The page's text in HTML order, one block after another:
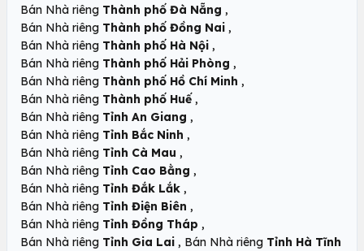
Bán Nhà riêng Thành phố Đà Nẵng ,
Bán Nhà riêng Thành phố Đồng Nai ,
Bán Nhà riêng Thành phố Hà Nội ,
Bán Nhà riêng Thành phố Hải Phòng ,
Bán Nhà riêng Thành phố Hồ Chí Minh ,
Bán Nhà riêng Thành phố Huế ,
Bán Nhà riêng Tỉnh An Giang ,
Bán Nhà riêng Tỉnh Bắc Ninh ,
Bán Nhà riêng Tỉnh Cà Mau ,
Bán Nhà riêng Tỉnh Cao Bằng ,
Bán Nhà riêng Tỉnh Đắk Lắk ,
Bán Nhà riêng Tỉnh Điện Biên ,
Bán Nhà riêng Tỉnh Đồng Tháp ,
Bán Nhà riêng Tỉnh Gia Lai , Bán Nhà riêng Tỉnh Hà Tĩnh